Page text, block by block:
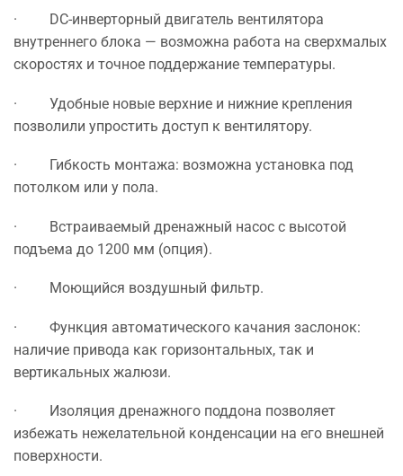
· DC-инверторный двигатель вентилятора
внутреннего блока — возможна работа на сверхмалых
скоростях и точное поддержание температуры.
· Удобные новые верхние и нижние крепления
позволили упростить доступ к вентилятору.
· Гибкость монтажа: возможна установка под
потолком или у пола.
· Встраиваемый дренажный насос с высотой
подъема до 1200 мм (опция).
· Моющийся воздушный фильтр.
· Функция автоматического качания заслонок:
наличие привода как горизонтальных, так и
вертикальных жалюзи.
· Изоляция дренажного поддона позволяет
избежать нежелательной конденсации на его внешней
поверхности.